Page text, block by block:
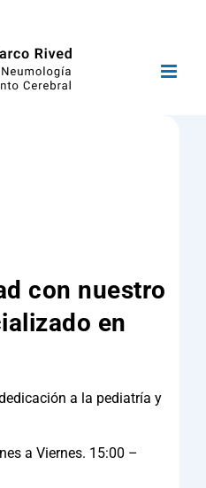
con nuestro
en
a la pediatría y
a Viernes. 15:00 –